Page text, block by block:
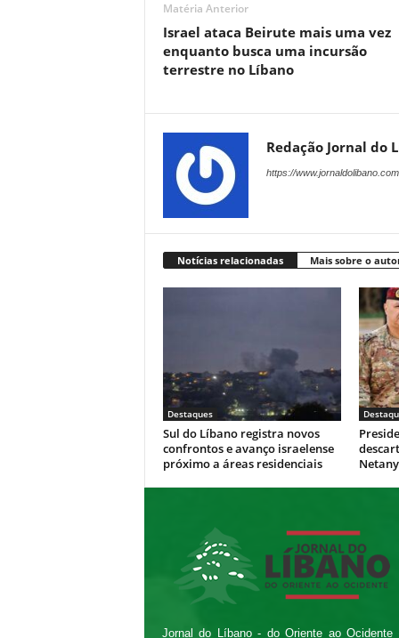
Matéria Anterior
Israel ataca Beirute mais uma vez
enquanto busca uma incursão
terrestre no Líbano
Redação Jornal do
https://
Notícias relacionadas Mais sobre o
Destaques
Sul do Líbano registra novos
confrontos e avanço israelense
próximo a áreas residenciais
Jornal do Líbano - do Oriente ao Ocidente